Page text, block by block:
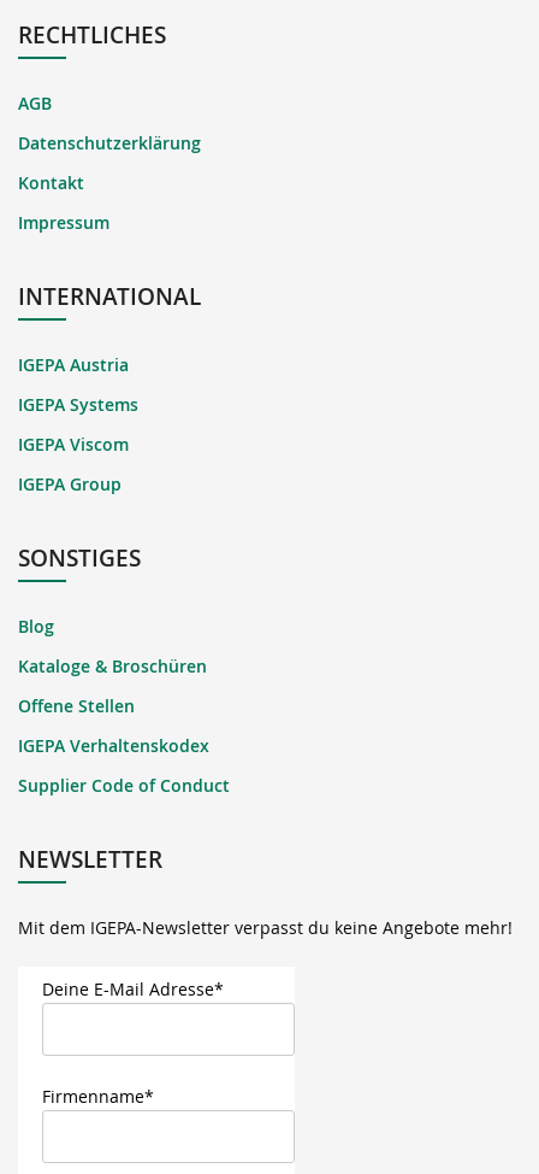
RECHTLICHES
AGB
Datenschutzerklärung
Kontakt
Impressum
INTERNATIONAL
IGEPA Austria
IGEPA Systems
IGEPA Viscom
IGEPA Group
SONSTIGES
Blog
Kataloge & Broschüren
Offene Stellen
IGEPA Verhaltenskodex
Supplier Code of Conduct
NEWSLETTER
Mit dem IGEPA-Newsletter verpasst du keine Angebote mehr!
Deine E-Mail Adresse*
Firmenname*